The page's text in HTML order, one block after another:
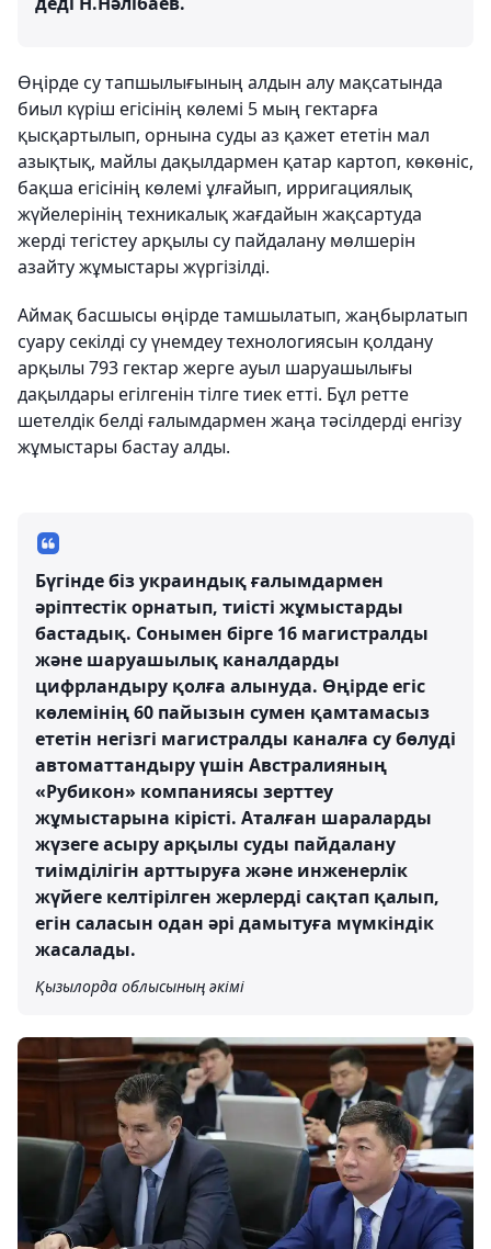
Өңірде су тапшылығының алдын алу мақсатында
биыл күріш егісінің көлемі 5 мың гектарға
қысқартылып, орнына суды аз қажет ететін мал
азықтық, майлы дақылдармен қатар картоп, көкөніс,
бақша егісінің көлемі ұлғайып, ирригациялық
жүйелерінің техникалық жағдайын жақсартуда
жерді тегістеу арқылы су пайдалану мөлшерін
азайту жұмыстары жүргізілді.
Аймақ басшысы өңірде тамшылатып, жаңбырлатып
суару секілді су үнемдеу технологиясын қолдану
арқылы 793 гектар жерге ауыл шаруашылығы
дақылдары егілгенін тілге тиек етті. Бұл ретте
шетелдік белді ғалымдармен жаңа тәсілдерді енгізу
жұмыстары бастау алды.
Бүгінде біз украиндық ғалымдармен
әріптестік орнатып, тиісті жұмыстарды
бастадық. Сонымен бірге 16 магистралды
және шаруашылық каналдарды
цифрландыру қолға алынуда. Өңірде егіс
көлемінің 60 пайызын сумен қамтамасыз
ететін негізгі магистралды каналға су бөлуді
автоматтандыру үшін Австралияның
«Рубикон» компаниясы зерттеу
жұмыстарына кірісті. Аталған шараларды
жүзеге асыру арқылы суды пайдалану
тиімділігін арттыруға және инженерлік
жүйеге келтірілген жерлерді сақтап қалып,
егін саласын одан әрі дамытуға мүмкіндік
жасалады.
Қызылорда облысының әкімі